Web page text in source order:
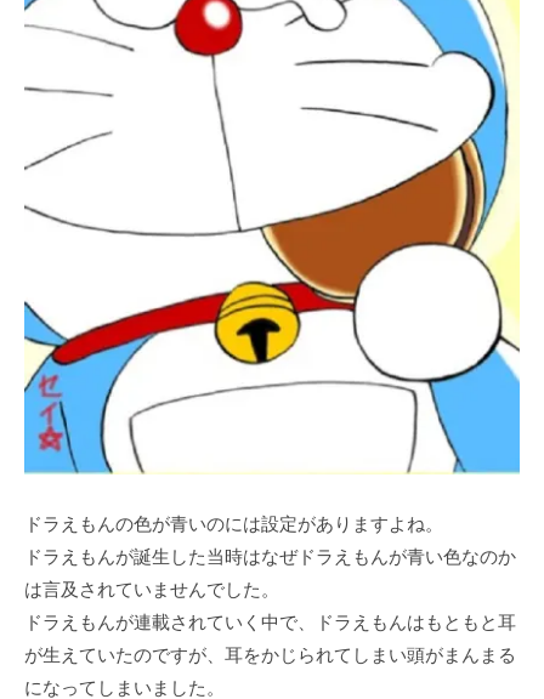
ドラえもんの色が青いのには設定がありますよね。
ドラえもんが誕生した当時はなぜドラえもんが青い色なのか
は言及されていませんでした。
ドラえもんが連載されていく中で、ドラえもんはもともと耳
が生えていたのですが、耳をかじられてしまい頭がまんまる
になってしまいました。